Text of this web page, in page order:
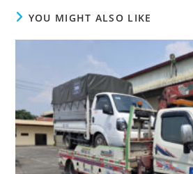
YOU MIGHT ALSO LIKE